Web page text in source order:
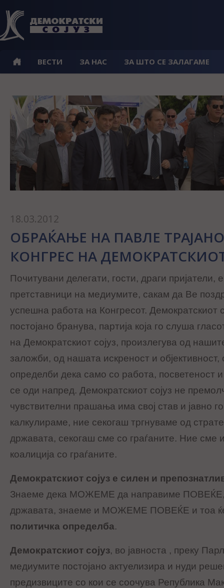
ВЕСТИ ЗА НАС ЗА ШТО СЕ ЗАЛАГАМЕ
18.03.2012
ОБРАЌАЊЕ НА ПАВЛЕ
КОНГРЕС НА
Почитувани делегати, гости, драги пријатели,
претставници на медиумите, сакам да Ве
успешна работа на Конгресот. Демократскиот
постојано бранува, партија која го слуша
на Демократскиот сојуз, произлегува од
заложби, од нашата искреност и
определби дека само со работа, посветеност
се оди напред. Демократскиот сојуз не
чувствителни прашања има свој став и јавно
калкулираме, ние секогаш тргнуваме од
државата, секогаш сме со граѓаните. Ние сме
коалиција со граѓаните.
Демократскиот сојуз е силен и
Знаеме дека МОЖЕМЕ да направиме ПОВЕЌЕ,
државата, знаеме и МОЖЕМЕ ПОВЕЌЕ и тоа
политичка определба.
Демократскиот сојуз, во јавноста , преку
медиумите постојано актуелизира и нуди
предизвиците со кои се соочува Република